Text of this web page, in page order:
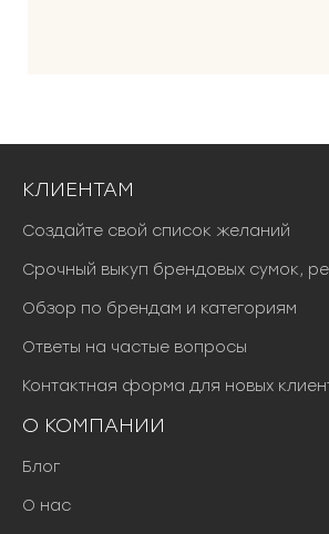
КЛИЕНТАМ
Создайте свой список желаний
Срочный выкуп брендовых сумок,
Обзор по брендам и категориям
Ответы на частые вопросы
Контактная форма для новых
О КОМПАНИИ
Блог
О нас